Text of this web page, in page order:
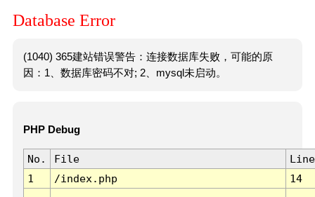
Database Error
(1040) 365建站错误警告：连接数据库失败，可能的原
因：1、数据库密码不对; 2、mysql未启动。
PHP Debug
No. File
Line
1
/index.php 14